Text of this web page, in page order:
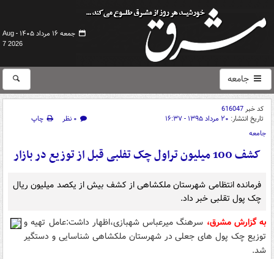
جمعه ۱۶ مرداد ۱۴۰۵ -
Aug
7 2026
جامعه
کد خبر616047
تاریخ انتشار: ۲۰ مرداد ۱۳۹۵ - ۱۶:۳۷ ۰ نظر
چاپ
جامعه
کشف 100 میلیون تراول چک تفلبی قبل از توزیع در بازار
فرمانده انتظامی شهرستان ملکشاهی از کشف بيش از يکصد ميليون ريال
چک پول تقلبی خبر داد.
به گزارش مشرق، سرهنگ میرعباس شهبازی،اظهار داشت:عامل تهیه و
توزیع چک پول های جعلی در شهرستان ملکشاهی شناسایی و دستگیر
شد.